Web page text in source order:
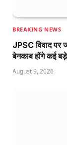
BREAKING NEWS
JPSC विवाद पर
बेनकाब होंगे कई
August 9, 2026